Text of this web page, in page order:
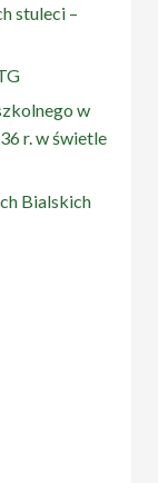
stuleci –
w
r. w świetle
Bialskich